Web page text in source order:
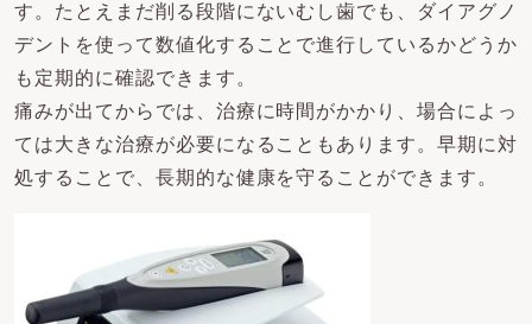
す。たとえまだ削る段階にないむし歯でも、ダイアグノ
デントを使って数値化することで進行しているかどうか
も定期的に確認できます。
痛みが出てからでは、治療に時間がかかり、場合によっ
ては大きな治療が必要になることもあります。早期に対
処することで、長期的な健康を守ることができます。